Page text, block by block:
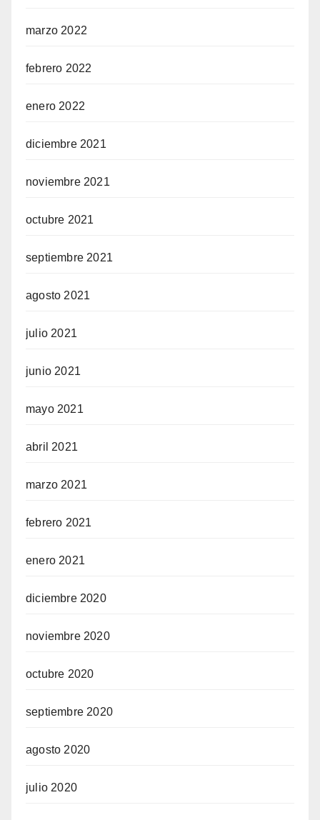
marzo 2022
febrero 2022
enero 2022
diciembre 2021
noviembre 2021
octubre 2021
septiembre 2021
agosto 2021
julio 2021
junio 2021
mayo 2021
abril 2021
marzo 2021
febrero 2021
enero 2021
diciembre 2020
noviembre 2020
octubre 2020
septiembre 2020
agosto 2020
julio 2020